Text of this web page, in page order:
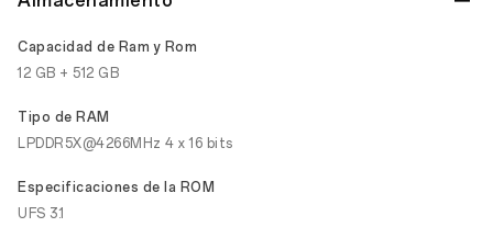
Capacidad de Ram y Rom
12 GB + 512 GB
Tipo de RAM
LPDDR5X@4266MHz 4 x 16 bits
Especificaciones de la ROM
UFS 3.1